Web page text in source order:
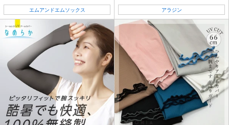
エムアンドエムソックス アラジン